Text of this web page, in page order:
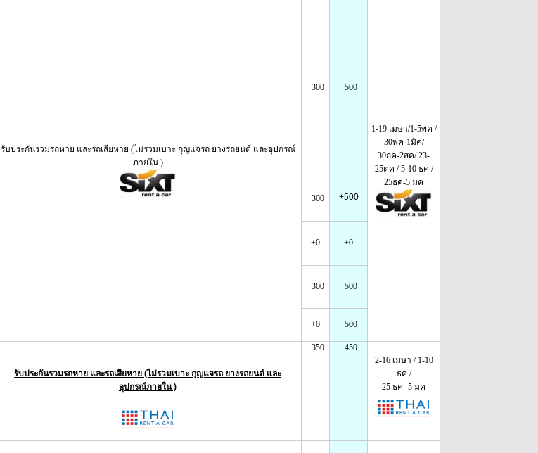
รับประกันรวมรถหาย และรถเสียหาย (ไม่รวมเบาะ กุญแจรถ ยางรถยนต์ และอุปกรณ์
ภายใน )
+300 +500
1-19 เมษา/1-5พค /
30พค-1มิค/
30กค-2สค/ 23-
25ตค / 5-10 ธค /
25ธค-5 มค
+300 +500
+0 +0
+300 +500
+0 +500
รับประกันรวมรถหาย และรถเสียหาย (ไม่รวมเบาะ กุญแจรถ ยางรถยนต์ และ
อุปกรณ์ภายใน )
+350
+450
2-16 เมษา / 1-10
ธค /
25 ธค.-5 มค